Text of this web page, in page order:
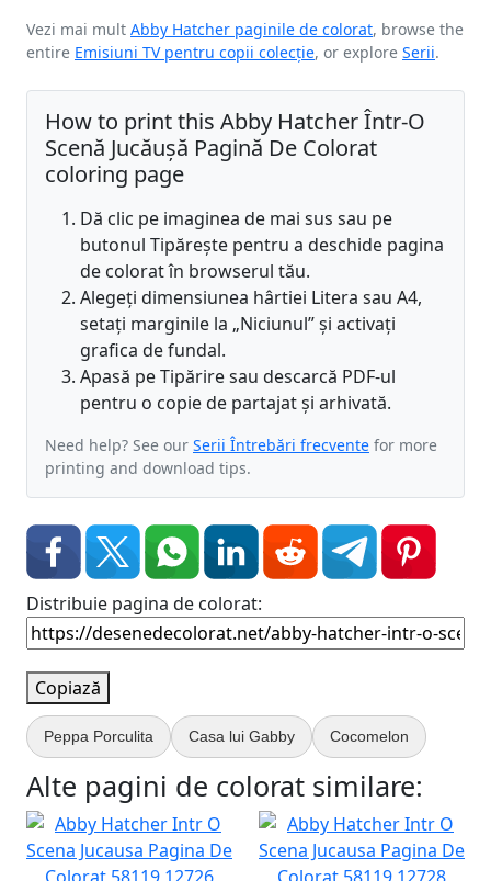
Vezi mai mult Abby Hatcher paginile de colorat, browse the
entire Emisiuni TV pentru copii colecție, or explore Serii.
How to print this Abby Hatcher Într-O
Scenă Jucăușă Pagină De Colorat
coloring page
Dă clic pe imaginea de mai sus sau pe
butonul Tipărește pentru a deschide pagina
de colorat în browserul tău.
Alegeți dimensiunea hârtiei Litera sau A4,
setați marginile la „Niciunul” și activați
grafica de fundal.
Apasă pe Tipărire sau descarcă PDF-ul
pentru o copie de partajat și arhivată.
Need help? See our Serii Întrebări frecvente for more
printing and download tips.
Distribuie pagina de colorat:
Copiază
Peppa Porculita Casa lui Gabby Cocomelon
Alte pagini de colorat similare: